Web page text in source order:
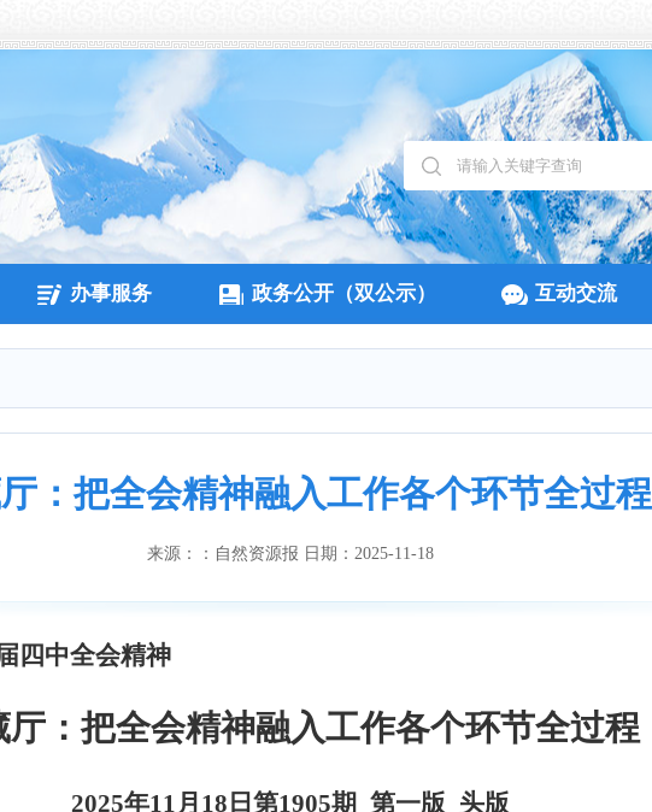
办事服务 政务公开（双公示） 互动交流
：把全会精神融入工作各个环节全过程
来源： ：自然资源报 日期： 2025-11-18
四中全会精神
厅：把全会精神融入工作各个环节全过程
2025年11月18日第1905期 第一版 头版